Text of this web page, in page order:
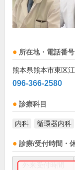
所在地・電話番号
熊本県熊本市東区
096-366-2580
診療科目
内科 循環器内科
診療/受付時間・